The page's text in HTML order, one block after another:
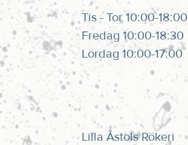
Tis - Tor 10:00-18:00
Fredag 10:00-18:30
Lördag 10:00-17:00
Lilla Åstols Rökeri